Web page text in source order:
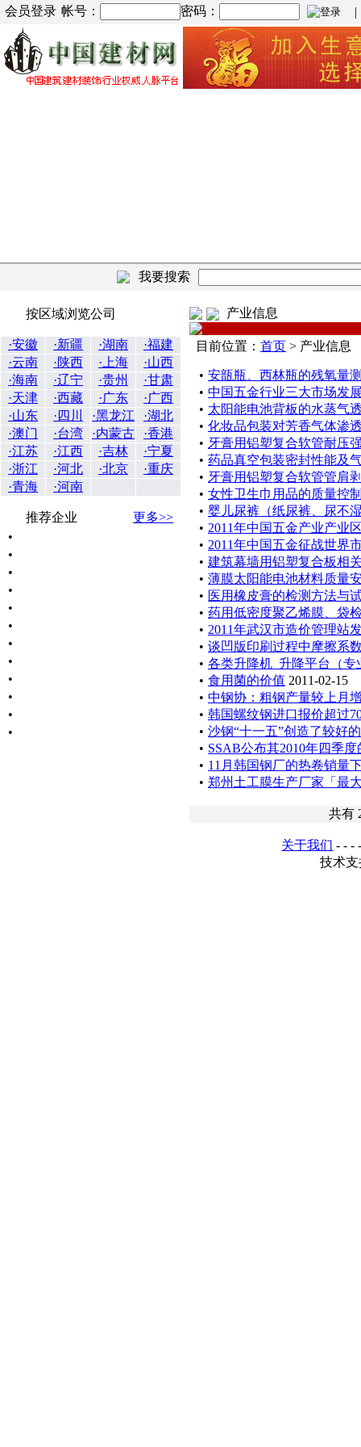
会员登录 帐号： 密码： |
我要搜索
按区域浏览公司
·安徽 ·新疆 ·湖南
·福建
·云南
·陕西 ·上海
·山西
·海南
·辽宁 ·贵州
·甘肃
·天津
·西藏 ·广东
·广西
·山东
·四川 ·黑龙江
·湖北
·澳门
·台湾 ·内蒙古
·香港
·江苏
·江西 ·吉林
·宁夏
·浙江
·河北 ·北京
·重庆
·青海
·河南
推荐企业
更多>>
•
•
•
•
•
•
•
•
•
•
•
•
产业信息
目前位置： 首页 > 产业信息
• 安瓿瓶、西林瓶的残氧量
• 中国五金行业三大市场发
• 太阳能电池背板的水蒸气
• 化妆品包装对芳香气体渗
• 牙膏用铝塑复合软管耐压
• 药品真空包装密封性能及
• 牙膏用铝塑复合软管管肩
• 女性卫生巾用品的质量控
• 婴儿尿裤（纸尿裤、尿不
• 2011年中国五金产业产业
• 2011年中国五金征战世界
• 建筑幕墙用铝塑复合板相
• 薄膜太阳能电池材料质量
• 医用橡皮膏的检测方法与
• 药用低密度聚乙烯膜、袋
• 2011年武汉市造价管理站
• 谈凹版印刷过程中摩擦系
• 各类升降机_升降平台（专
• 食用菌的价值 2011-02-15
• 中钢协：粗钢产量较上月
• 韩国螺纹钢进口报价超过
• 沙钢“十一五”创造了较好
• SSAB公布其2010年四季
• 11月韩国钢厂的热卷销量
• 郑州土工膜生产厂家「最
共有
关于我们 - - -
技术支